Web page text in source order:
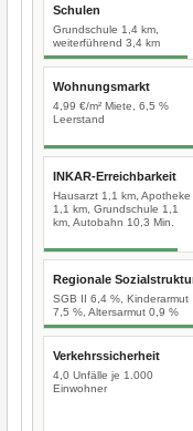
Schulen
Grundschule 1,4 km,
weiterführend 3,4 km
Wohnungsmarkt
4,99 €/m² Miete, 6,5 %
Leerstand
INKAR-Erreichbarkeit
Hausarzt 1,1 km, Apotheke
1,1 km, Grundschule 1,1
km, Autobahn 10,3 Min.
Regionale
SGB II 6,4 %, Kinderarmut
7,5 %, Altersarmut 0,9 %
Verkehrssicherheit
4,0 Unfälle je 1.000
Einwohner